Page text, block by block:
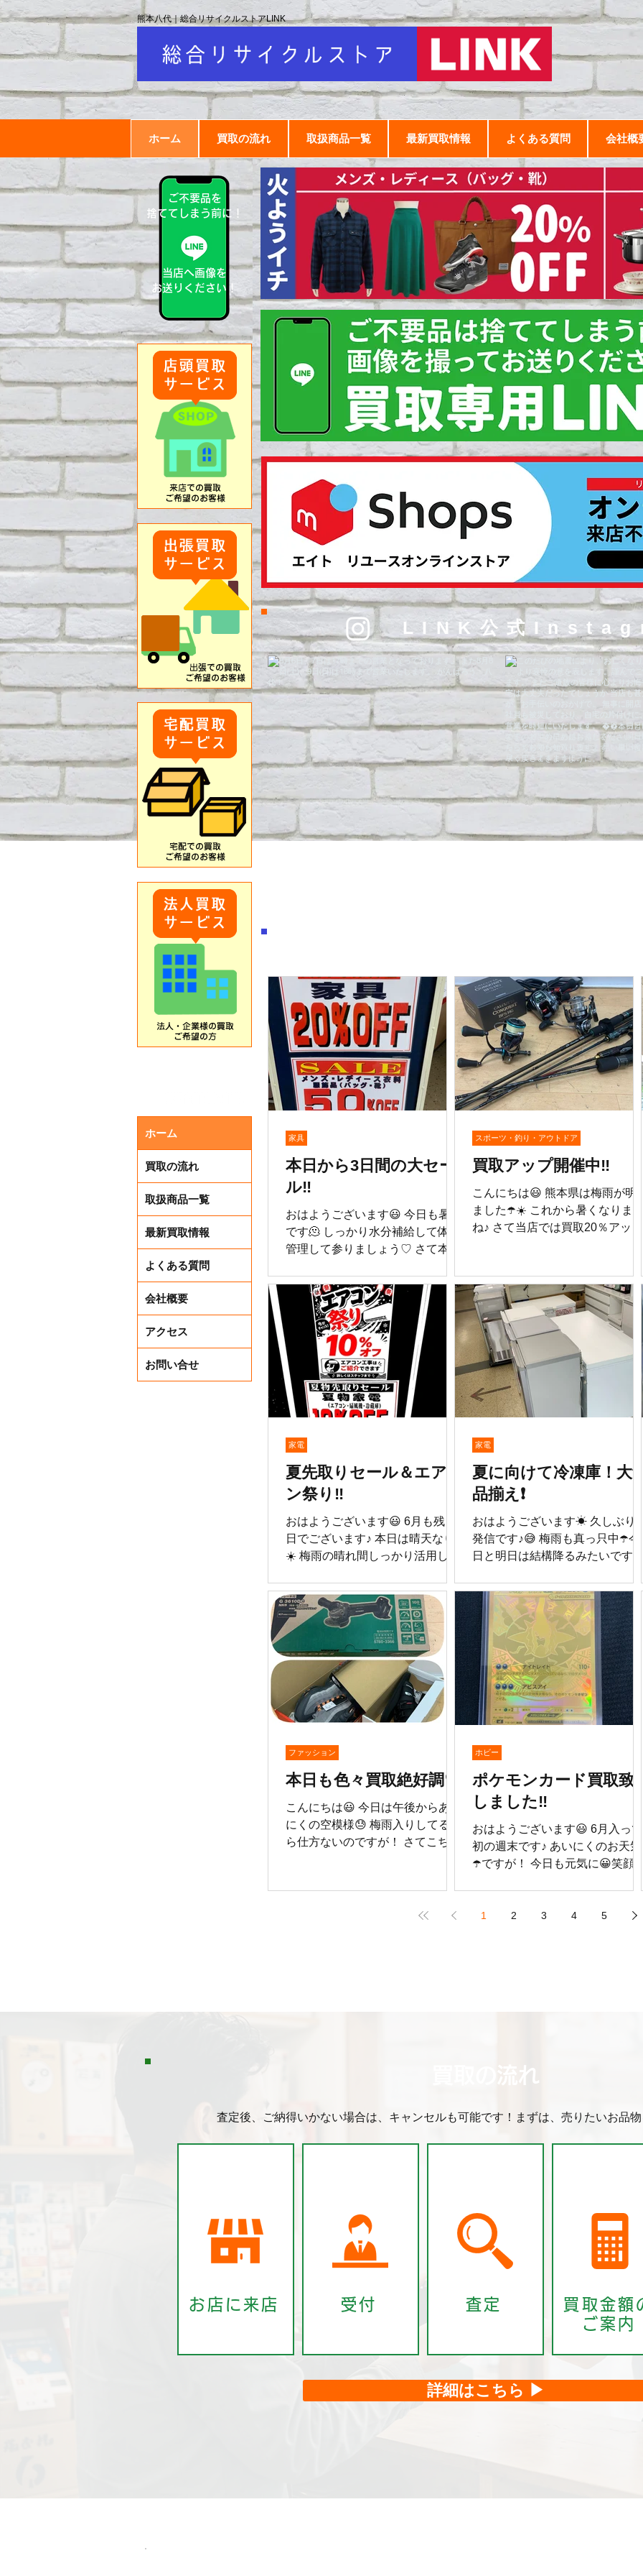
ホーム 買取の流れ 取扱商品一覧 最新買取情報 よくある質問 会社概
熊本八代｜総合リサイクルストアLINK
LINK公式
本日から3日間の大セー
ル‼️
おはようございます😃 今日も暑い
です🫠 しっかり水分補給して体調
管理して参りましょう♡ さて本日
靴 50％OFF⭐︎ メンズ・レディース
衣料をはじめ、バッグ・靴まで大
幅値下げ！ ⭐︎家具もお買い得！⭐︎
ソファ・ダイニングセット・食器
棚・チェスト・テレビボードな
ど、人気の中古家具を多数展示
中！ 一点物ばかりですので、お気
に入りが見つかったらお早めに！
期間限定・在庫限り！ お得なこの
機会に、ぜひご来店ください。 ※
割引タグ付き商品・330円以下の
商品・ガラスケース内の商品・一
部対象外商品はセール対象外で
家具
買取アップ開催中‼️
こんにちは😃 熊本県は梅雨が明
ました☂️☀️ これから暑くなりま
ね♪ さて当店では買取20％アップ
マノ フォースカスター300 ・シ
マノ 23カルカッタコンクエス
BFS ・ダイワ 18イグジスト
LT4000 ・ダイワ エメラルダ
ス ストイスト84M ・ダイワ
メラルダスAGSイカメタル
56XULB などなど大量買取いた
ました👏 まだまだ買取アップキ
ンペーン開催中♡です お早めに
スポーツ・釣り・アウトドア
夏先取りセール＆エアコ
ン祭り‼️
おはようございます😃 6月も残り2
日でございます♪ 本日は晴天なり
☀️ 梅雨の晴れ間しっかり活用して
アコン祭り＆夏先取りセールも残
り2日です♪ 大好評でございます♪
ご利用されましたお客様誠に有難
うございます🙇 まだご利用されて
いらっしゃらないお客様はダッシ
ュ🏃‍➡️です♪ 追加追加で商品を揃
えておりますので 残り2日ではご
ざいますがお急ぎください😁 まだ
間に合います。 本日も元気に😀笑
顔で営業いたしております🈺
家電
夏に向けて冷凍庫！大
品揃え❗️
おはようございます☀ 久しぶり
発信です♪😅 梅雨も真っ只中☂️今
日と明日は結構降るみたいです
中♡ 縦型から冷凍ストッカータ
プを品揃え❗️ 6/30まで夏を先取り
ール開催！ ★エアコン★冷蔵庫
冷凍庫・★扇風機★を なんと
10％OFF‼♡急げ💨 本日も元気に
😀笑顔😊で営業いたしておりま
🈺
家電
本日も色々買取絶好調♡
こんにちは😃 今日は午後からあい
にくの空模様😓 梅雨入りしてるか
ら仕方ないのですが！ さてこちら
来店買取のお持ち込みありがとう
ござます😭 ナイキスニーカー3足
ファッション
ポケモンカード買取致
しました‼️
おはようございます😃 6月入って
初の週末です♪ あいにくのお天気
☂️ですが！ 今日も元気に😀笑顔
メガダークライex MURです👍 レ
く！ ※割引タグ等商品は除く※
ホビー
1 2 3 4 5
買取の流れ
査定後、ご納得いかない場合は、キャンセルも可能です！まずは、売りたいお品
お店に来店 受付 査定
買取金額
ご案内
詳細はこちら ▶
ホーム
買取の流れ
取扱商品一覧
最新買取情報
よくある質問
会社概要
アクセス
お問い合せ
ご不要品を
捨ててしまう前に！
当店へ画像を
お送りください！